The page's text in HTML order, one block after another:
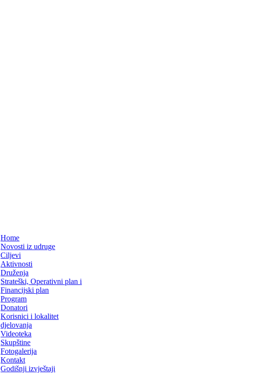
Home
Novosti iz udruge
Ciljevi
Aktivnosti
Druženja
Strateški, Operativni plan i
Financijski plan
Program
Donatori
Korisnici i lokalitet
djelovanja
Videoteka
Skupštine
Fotogalerija
Kontakt
Godišnji izvještaji